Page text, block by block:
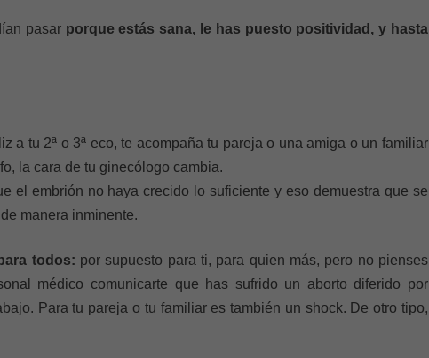
pasarporque estás sana, le has puesto positividad, y hasta
a tu 2ª o 3ª eco, te acompaña tu pareja o una amiga o un familiar
la cara de tu ginecólogo cambia.
el embrión no haya crecido lo suficiente y eso demuestra que se
manera inminente.
todos: por supuesto para ti, para quien más, pero no pienses
médico comunicarte que has sufrido un aborto diferido por
Para tu pareja o tu familiar es también un shock. De otro tipo,